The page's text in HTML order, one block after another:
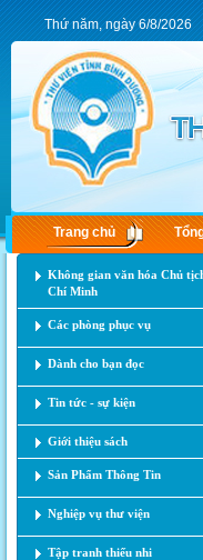
Thứ năm, ngày 6/8/2026
Trang chủ
Không gian văn hóa Chủ
Chí Minh
Các phòng phục vụ
Dành cho bạn đọc
Tin tức - sự kiện
Giới thiệu sách
Sản Phẩm Thông Tin
Nghiệp vụ thư viện
Tập tranh thiếu nhi